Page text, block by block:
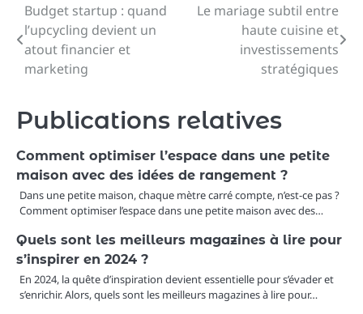
Navigation
de
l’article
Budget startup : quand
l’upcycling devient un
atout financier et
marketing
Le mariage subtil entre
haute cuisine et
investissements
stratégiques
Publications relatives
Comment optimiser l’espace dans une petite
maison avec des idées de rangement ?
Dans une petite maison, chaque mètre carré compte, n’est-ce pas ?
Comment optimiser l’espace dans une petite maison avec des…
Quels sont les meilleurs magazines à lire pour
s’inspirer en 2024 ?
En 2024, la quête d’inspiration devient essentielle pour s’évader et
s’enrichir. Alors, quels sont les meilleurs magazines à lire pour…